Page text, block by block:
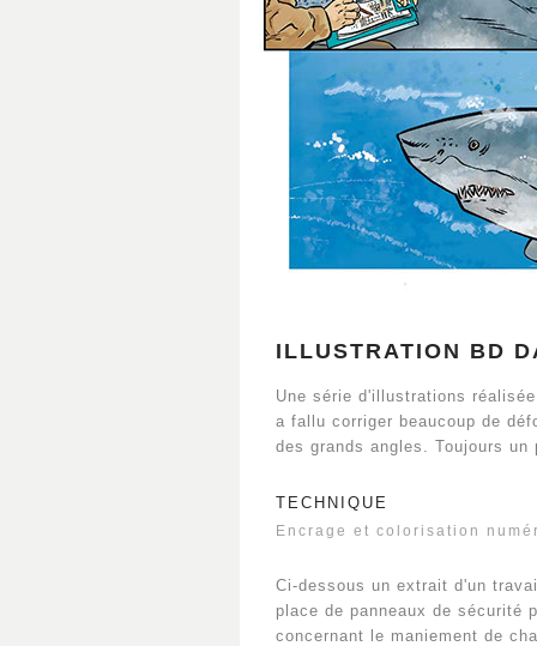
ILLUSTRATION BD
Une série d'illustrations
a fallu corriger beaucoup de
des grands angles. Toujours
Ci-dessous un extrait d'un
place de panneaux de sécurité
concernant le maniement de
Encrage et colorisation
TECHNIQUE